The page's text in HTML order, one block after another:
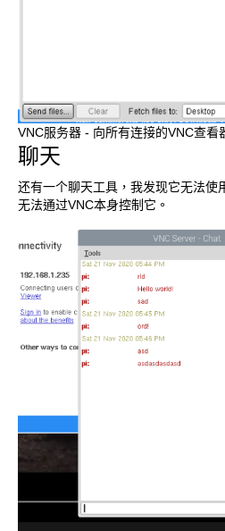
VNC服务器 - 向所有连接的VNC查看
聊天
还有一个聊天工具，我发现它无法使
无法通过VNC本身控制它。